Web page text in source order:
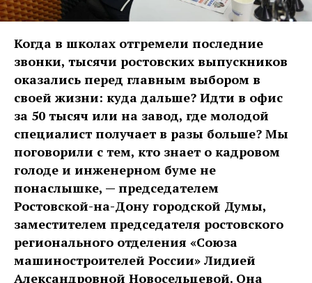
Когда в школах отгремели последние
звонки, тысячи ростовских выпускников
оказались перед главным выбором в
своей жизни: куда дальше? Идти в офис
за 50 тысяч или на завод, где молодой
специалист получает в разы больше? Мы
поговорили с тем, кто знает о кадровом
голоде и инженерном буме не
понаслышке, — председателем
Ростовской-на-Дону городской Думы,
заместителем председателя ростовского
регионального отделения «Союза
машиностроителей России» Лидией
Александровной Новосельцевой. Она